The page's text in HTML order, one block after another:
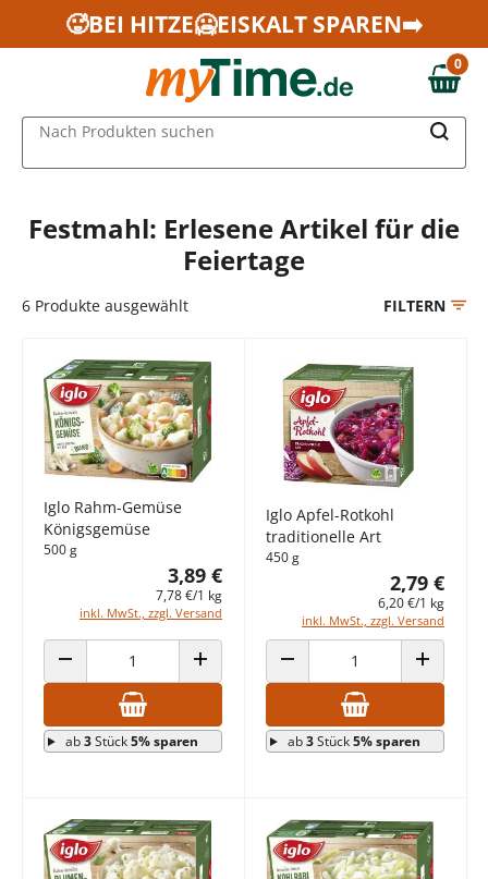
Zum Hauptinhalt springen
Zur Navigation springen
Zur Suche springen
🥵BEI HITZE🥶EISKALT SPAREN➡️
0,00 €
0
Nach Produkten suchen
Festmahl: Erlesene Artikel für die
Feiertage
6 Produkte ausgewählt FILTERN
Iglo Rahm-Gemüse
Königsgemüse
500 g
3,89 €
7,78 €/1 kg
inkl. MwSt., zzgl. Versand
ANZAHL VERRINGERN ANZAHL ERHÖHEN
ab3Stück5% sparen
Iglo Apfel-Rotkohl
traditionelle Art
450 g
2,79 €
6,20 €/1 kg
inkl. MwSt., zzgl. Versand
ANZAHL VERRINGERN ANZAHL
ab3Stück5% sparen